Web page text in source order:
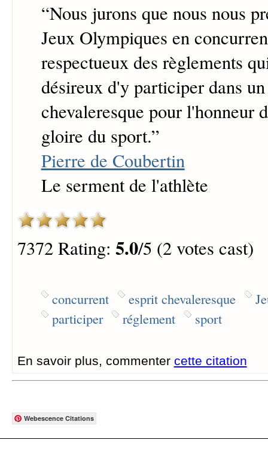
“Nous jurons que nous nous
Jeux Olympiques en
respectueux des règlements
désireux d'y participer dans
chevaleresque pour l'honneur
gloire du sport.”
Pierre de Coubertin
Le serment de l'athlète
7372 Rating: 5.0/5 (2 votes cast)
concurrent esprit chevaleresque
participer
réglement sport
En savoir plus, commenter cette citation
Webescence Citations